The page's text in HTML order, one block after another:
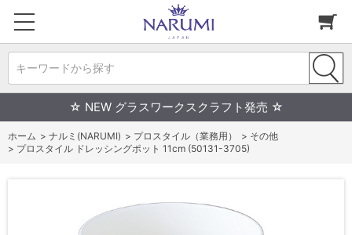
キーワードから探す
☆ NEW グラスワークスクラフト発売 ☆
ホーム > ナルミ(NARUMI) > プロスタイル（業務用） > その他
> プロスタイル ドレッシングポット 11cm (50131-3705)